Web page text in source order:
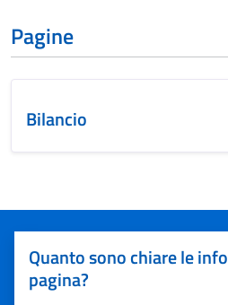
Pagine
Bilancio
Quanto sono chiare le
pagina?